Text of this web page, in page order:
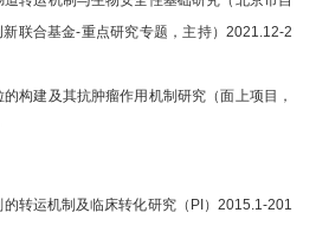
联合基金-重点研究专题，主持）2021.12-2
构建及其抗肿瘤作用机制研究（面上项目，
转运机制及临床转化研究（ PI）2015.1-201